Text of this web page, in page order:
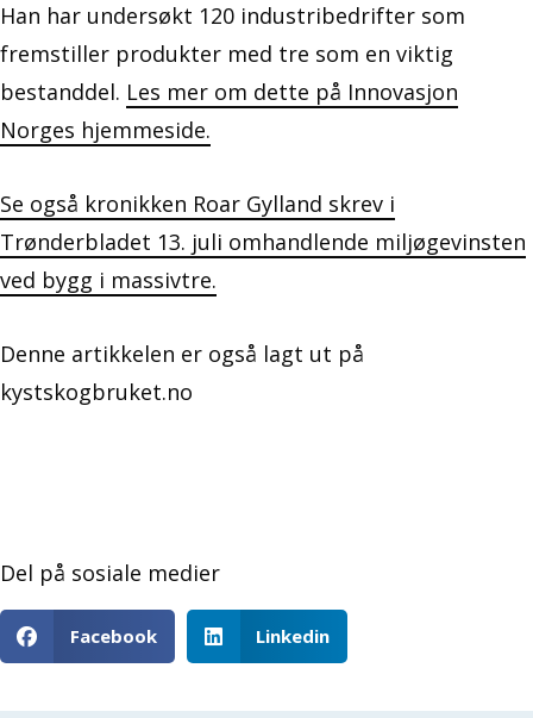
Han har undersøkt 120 industribedrifter som
fremstiller produkter med tre som en viktig
bestanddel. Les mer om dette på Innovasjon
Norges hjemmeside.
Se også kronikken Roar Gylland skrev i
Trønderbladet 13. juli omhandlende miljøgevinsten
ved bygg i massivtre.
Denne artikkelen er også lagt ut på
kystskogbruket.no
Del på sosiale medier
Facebook Linkedin